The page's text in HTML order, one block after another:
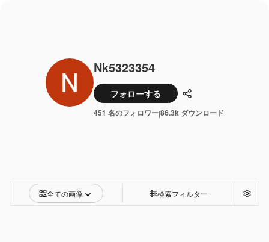
Nk5323354
フォローする 共有
451 名のフォロワー|86.3k ダウンロード
全ての画像 検索フィルター